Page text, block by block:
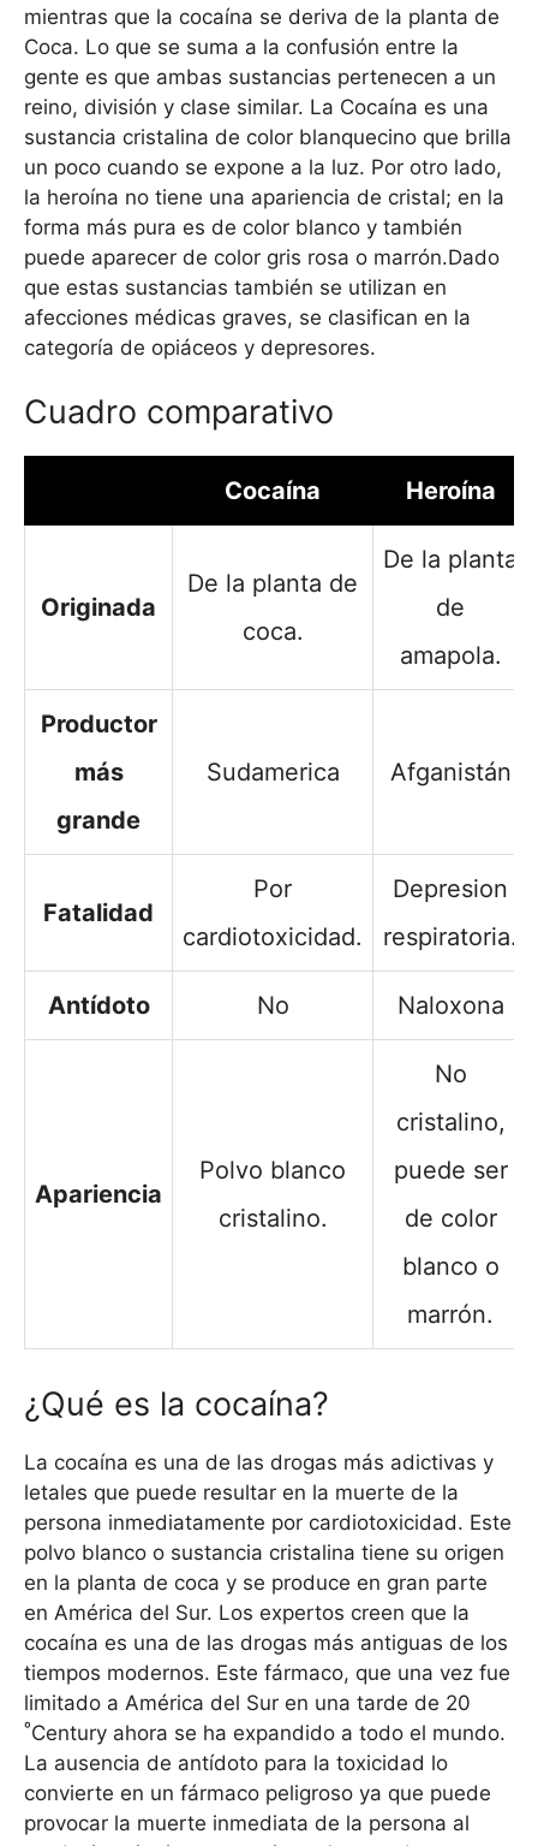
mientras que la cocaína se deriva de la planta de
Coca. Lo que se suma a la confusión entre la
gente es que ambas sustancias pertenecen a un
reino, división y clase similar. La Cocaína es una
sustancia cristalina de color blanquecino que brilla
un poco cuando se expone a la luz. Por otro lado,
la heroína no tiene una apariencia de cristal; en la
forma más pura es de color blanco y también
puede aparecer de color gris rosa o marrón.Dado
que estas sustancias también se utilizan en
afecciones médicas graves, se clasifican en la
categoría de opiáceos y depresores.
Cuadro comparativo
Cocaína Heroína
Originada
De la planta de
coca.
De la planta
de
amapola.
Productor
más
grande
Sudamerica Afganistán
Fatalidad
Por
cardiotoxicidad.
Depresion
respiratoria.
Antídoto No Naloxona
Apariencia
Polvo blanco
cristalino.
No
cristalino,
puede ser
de color
blanco o
marrón.
¿Qué es la cocaína?
La cocaína es una de las drogas más adictivas y
letales que puede resultar en la muerte de la
persona inmediatamente por cardiotoxicidad. Este
polvo blanco o sustancia cristalina tiene su origen
en la planta de coca y se produce en gran parte
en América del Sur. Los expertos creen que la
cocaína es una de las drogas más antiguas de los
tiempos modernos. Este fármaco, que una vez fue
limitado a América del Sur en una tarde de 20
ºCentury ahora se ha expandido a todo el mundo.
La ausencia de antídoto para la toxicidad lo
convierte en un fármaco peligroso ya que puede
provocar la muerte inmediata de la persona al